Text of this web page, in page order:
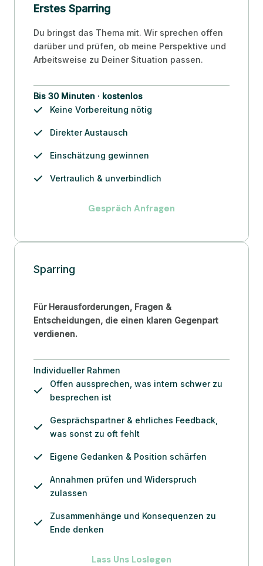
Erstes Sparring
Du bringst das Thema mit. Wir sprechen offen
darüber und prüfen, ob meine Perspektive und
Arbeitsweise zu Deiner Situation passen.
Bis 30 Minuten · kostenlos
Keine Vorbereitung nötig
Direkter Austausch
Einschätzung gewinnen
Vertraulich & unverbindlich
Gespräch Anfragen
Sparring
Für Herausforderungen, Fragen &
Entscheidungen, die einen klaren Gegenpart
verdienen.
Individueller Rahmen
Offen aussprechen, was intern schwer zu
besprechen ist
Gesprächspartner & ehrliches Feedback,
was sonst zu oft fehlt
Eigene Gedanken & Position schärfen
Annahmen prüfen und Widerspruch
zulassen
Zusammenhänge und Konsequenzen zu
Ende denken
Lass Uns Loslegen